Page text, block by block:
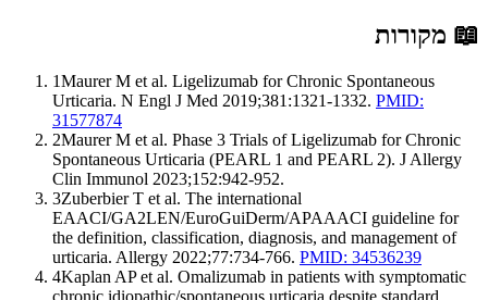
📖 מקורות
1Maurer M et al. Ligelizumab for Chronic Spontaneous
Urticaria. N Engl J Med 2019;381:1321-1332. PMID:
31577874
2Maurer M et al. Phase 3 Trials of Ligelizumab for Chronic
Spontaneous Urticaria (PEARL 1 and PEARL 2). J Allergy
Clin Immunol 2023;152:942-952.
3Zuberbier T et al. The international
EAACI/GA2LEN/EuroGuiDerm/APAAACI guideline for
the definition, classification, diagnosis, and management of
urticaria. Allergy 2022;77:734-766. PMID: 34536239
4Kaplan AP et al. Omalizumab in patients with symptomatic